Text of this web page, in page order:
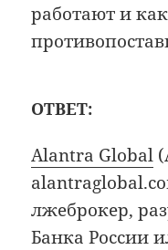
работают и
ОТВЕТ:
Alantra Global
лжеброкер,
Банка России